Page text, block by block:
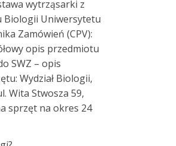
wytrząsarki z
Biologii Uniwersytetu
Zamówień (CPV):
opis przedmiotu
SWZ – opis
Wydział Biologii,
Wita Stwosza 59,
sprzęt na okres 24